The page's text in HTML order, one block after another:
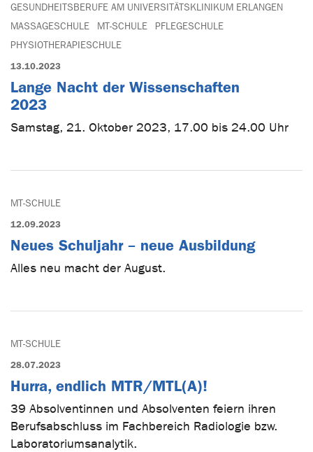
GESUNDHEITSBERUFE AM UNIVERSITÄTSKLINIKUM ERLANGEN
MASSAGESCHULE
MT-SCHULE
PFLEGESCHULE
PHYSIOTHERAPIESCHULE
13.10.2023
Lange Nacht der Wissenschaften
2023
Samstag, 21. Oktober 2023, 17.00 bis 24.00 Uhr
MT-SCHULE
12.09.2023
Neues Schuljahr – neue Ausbildung
Alles neu macht der August.
MT-SCHULE
28.07.2023
Hurra, endlich MTR/MTL(A)!
39 Absolventinnen und Absolventen feiern ihren
Berufsabschluss im Fachbereich Radiologie bzw.
Laboratoriumsanalytik.